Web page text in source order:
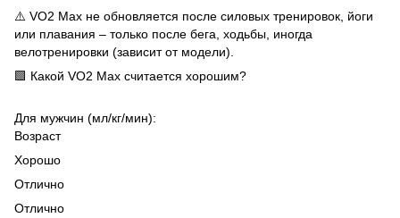
⚠️ VO2 Max не обновляется после силовых тренировок, йоги
или плавания – только после бега, ходьбы, иногда
велотренировки (зависит от модели).
🟩 Какой VO2 Max считается хорошим?
Для мужчин (мл/кг/мин):
Возраст
Хорошо
Отлично
Отлично